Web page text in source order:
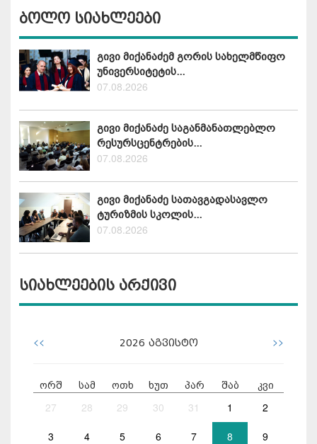
ბოლო სიახლეები
გივი მიქანაძემ გორის სახელმწიფო
უნივერსიტეტის...
07.08.2026
გივი მიქანაძე საგანმანათლებლო
რესურსცენტრების...
07.08.2026
გივი მიქანაძე სათავგადასავლო
ტურიზმის სკოლის...
07.08.2026
სიახლეების არქივი
<< 2026 აგვისტო >>
ორშ სამ ოთხ ხუთ პარ შაბ კვი
27 28 29 30 31 1 2
3 4 5 6 7 8 9